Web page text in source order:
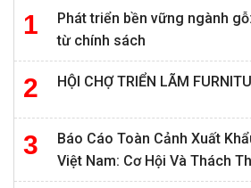
Phát triển bền vững ngành
từ chính sách
HỘI CHỢ TRIỂN LÃM
Báo Cáo Toàn Cảnh Xuất
Việt Nam: Cơ Hội Và Thách